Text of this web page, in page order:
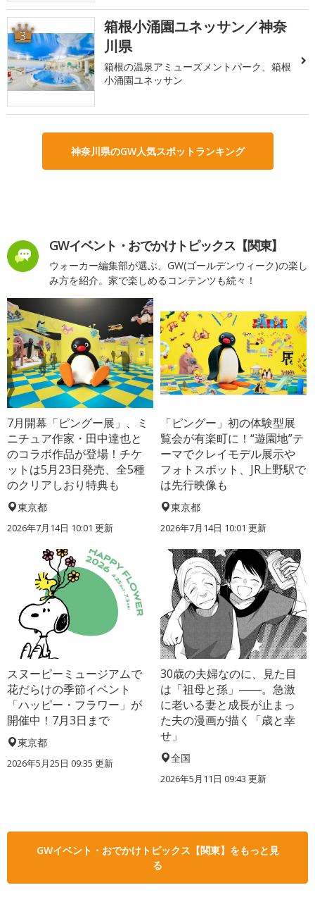
3
箱根小涌園ユネッサン／神奈
川県
箱根の温泉アミューズメントパーク、箱根
小涌園ユネッサン
神奈川県のGW人気スポットランキング
GWイベント・おでかけトピックス【関東】
ウォーカー編集部が選ぶ、GW(ゴールデンウィーク)の楽し
み方を紹介。家で楽しめるコンテンツも続々！
7月開幕「ピングー展」、ミ
ニチュア作家・田中達也と
のコラボ作品が登場！チケ
ットは5月23日発売、全5種
のクリアしおり特典も
東京都
2026年7月14日 10:01 更新
「ピングー」初の体験型展
覧会が有楽町に！“遊園地”テ
ーマでクレイモデル展示や
フォトスポット、JR上野駅で
は先行映像も
東京都
2026年7月14日 10:01 更新
スヌーピーミュージアムで
花だらけの季節イベント
「ハッピー・フラワー」が
開催中！7月3日まで
東京都
2026年5月25日 09:35 更新
30歳の夫婦なのに、見た目
は「祖母と孫」――。急激
に老いる妻と成長が止まっ
た夫の漫画が描く「歳と幸
せ」
全国
2026年5月11日 09:43 更新
GWイベント・おでかけトピックス【関東】をもっと見
る